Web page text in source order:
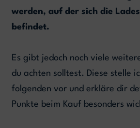
werden, auf der sich die
befindet.
Es gibt jedoch noch viele
du achten solltest. Diese stelle
folgenden vor und erkläre dir
Punkte beim Kauf besonders